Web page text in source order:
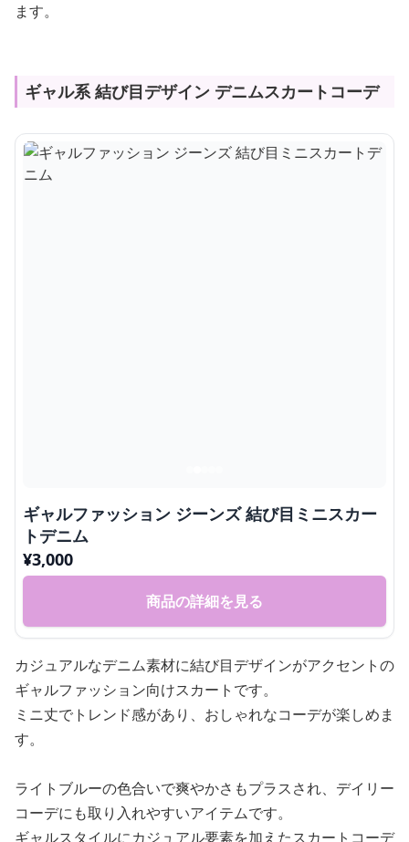
ます。
ギャル系 結び目デザイン デニムスカートコーデ
ギャルファッション ジーンズ 結び目ミニスカー
トデニム
¥3,000
商品の詳細を見る
カジュアルなデニム素材に結び目デザインがアクセントの
ギャルファッション向けスカートです。
ミニ丈でトレンド感があり、おしゃれなコーデが楽しめま
す。
ライトブルーの色合いで爽やかさもプラスされ、デイリー
コーデにも取り入れやすいアイテムです。
ギャルスタイルにカジュアル要素を加えたスカートコーデ